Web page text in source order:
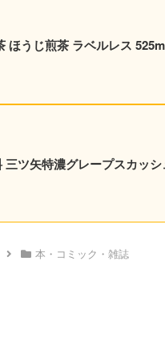
ほうじ煎茶 ラベルレス
三ツ矢特濃グレープスカッ
本・コミック・雑誌